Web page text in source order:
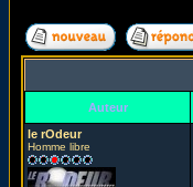
Auteur
le rOdeur
Homme libre